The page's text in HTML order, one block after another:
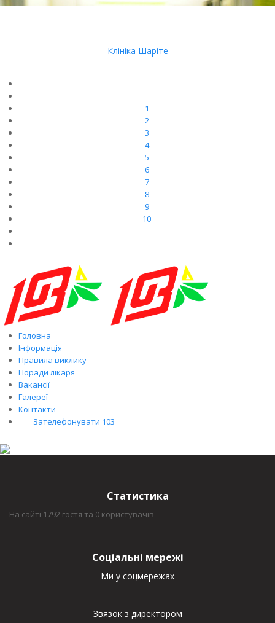
Клініка Шаріте
1
2
3
4
5
6
7
8
9
10
Головна
Інформація
Правила виклику
Поради лікаря
Вакансії
Галереї
Контакти
Зателефонувати 103
Статистика
На сайті 1792 гостя та 0 користувачів
Соціальні мережі
Ми у соцмережах
Звязок з директором